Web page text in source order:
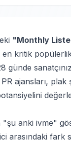
"Monthly
kritik
ajansları,
"şu anki ivme"
arasındaki fark